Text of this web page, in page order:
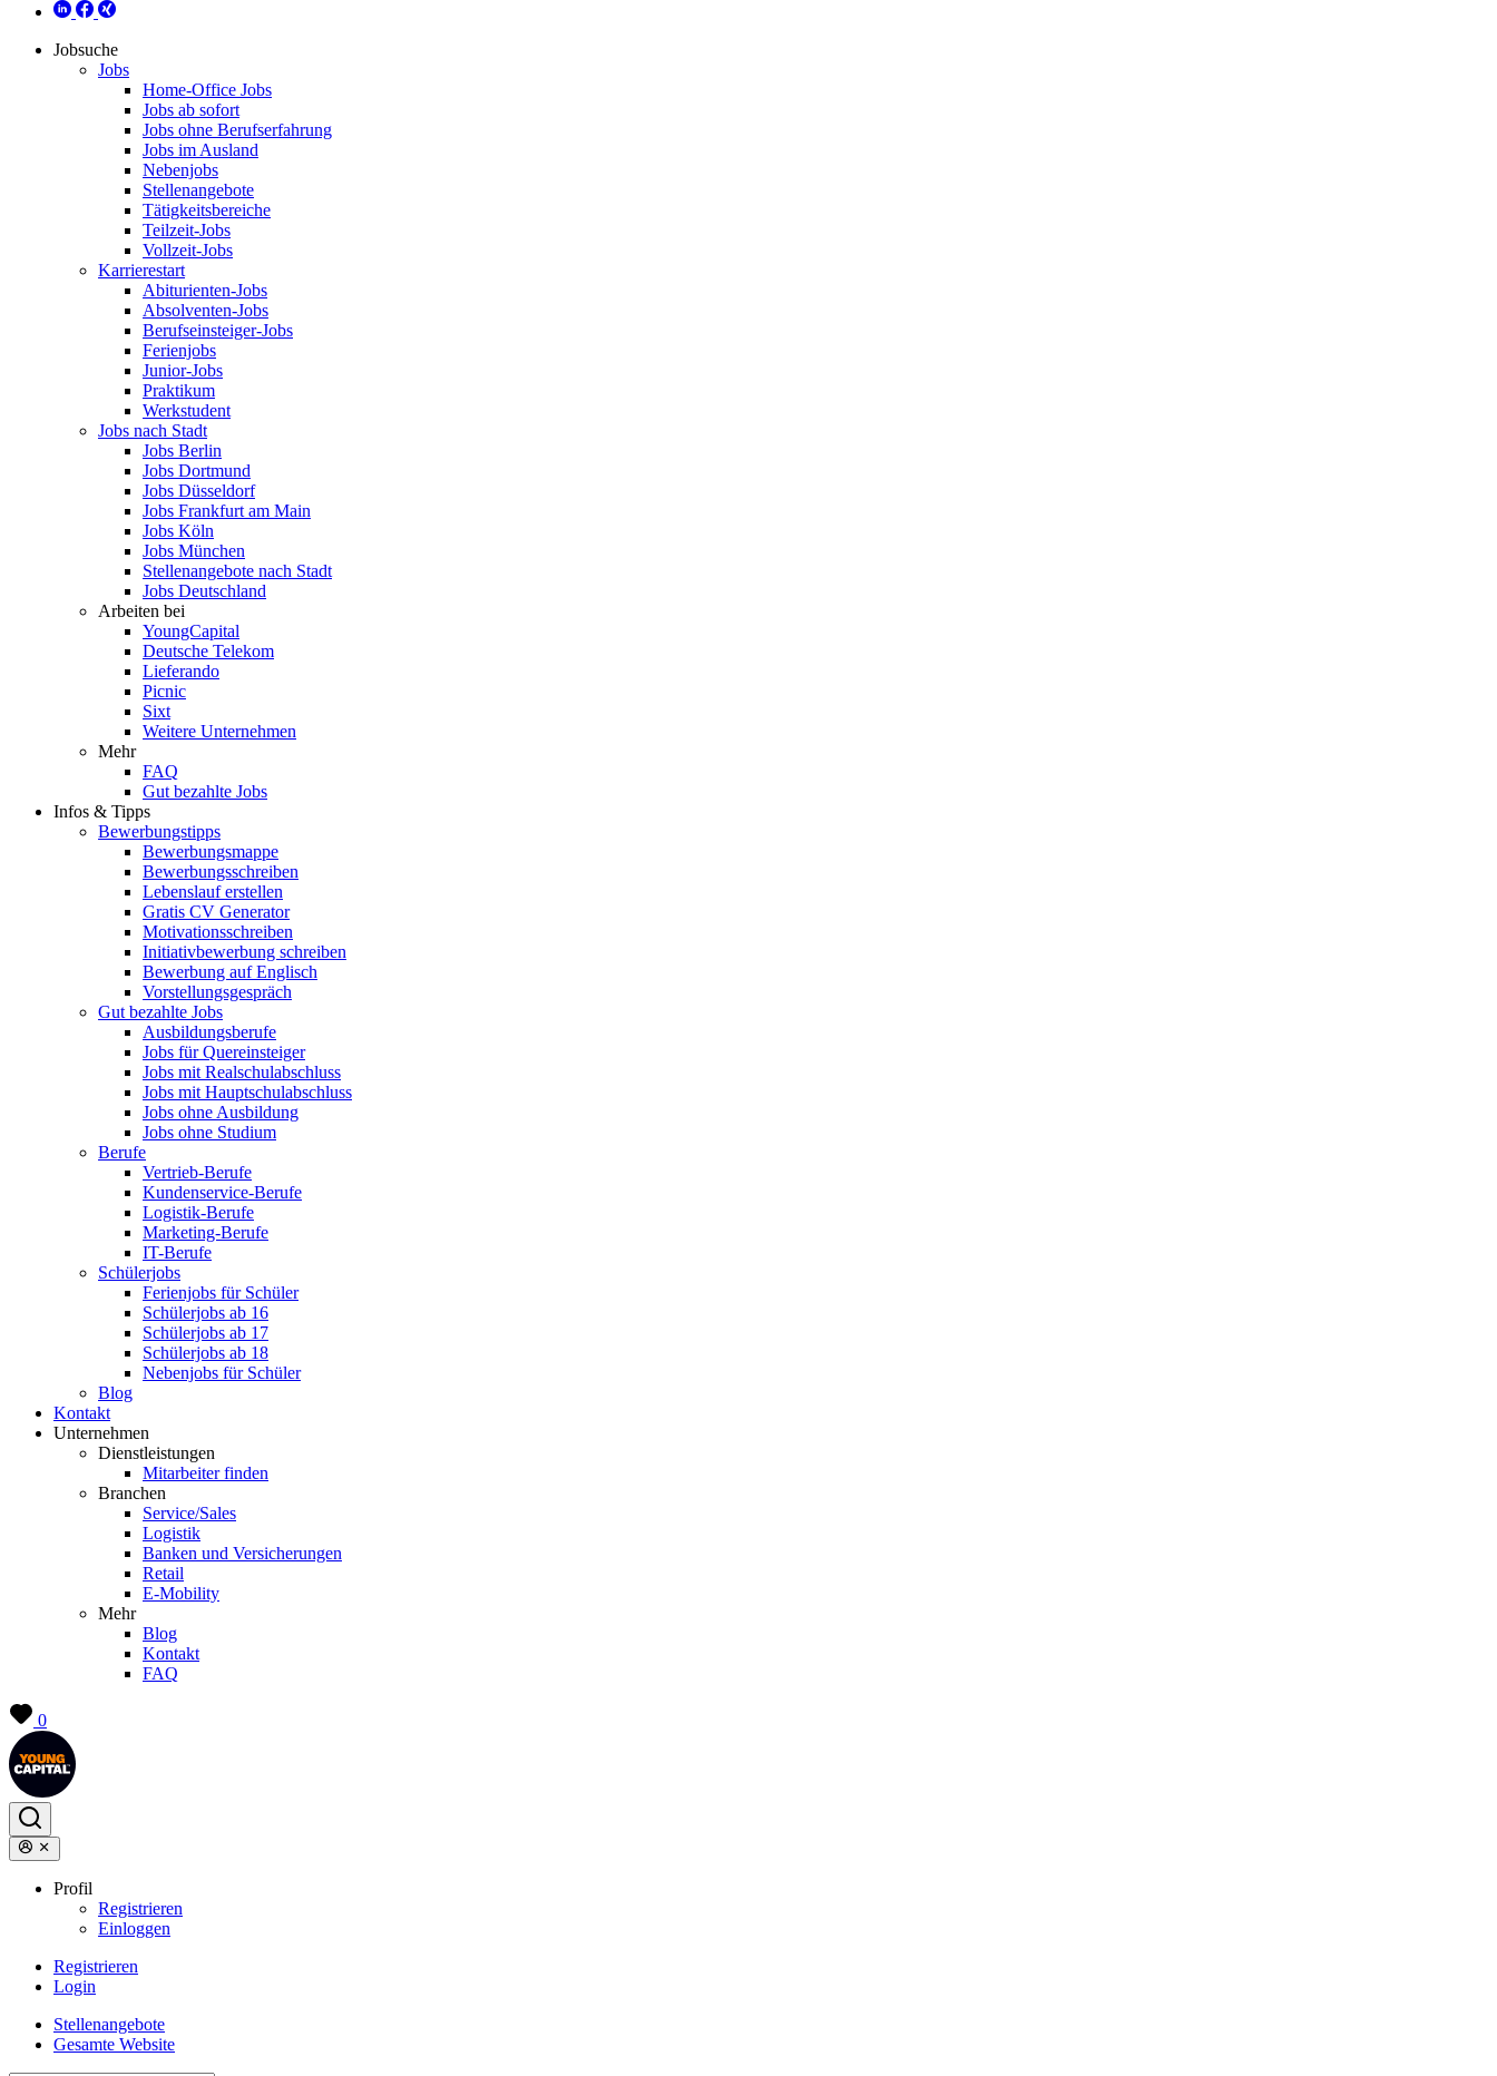
Jobsuche
Jobs
Home-Office Jobs
Jobs ab sofort
Jobs ohne Berufserfahrung
Jobs im Ausland
Nebenjobs
Stellenangebote
Tätigkeitsbereiche
Teilzeit-Jobs
Vollzeit-Jobs
Karrierestart
Abiturienten-Jobs
Absolventen-Jobs
Berufseinsteiger-Jobs
Ferienjobs
Junior-Jobs
Praktikum
Werkstudent
Jobs nach Stadt
Jobs Berlin
Jobs Dortmund
Jobs Düsseldorf
Jobs Frankfurt am Main
Jobs Köln
Jobs München
Stellenangebote nach Stadt
Jobs Deutschland
Arbeiten bei
YoungCapital
Deutsche Telekom
Lieferando
Picnic
Sixt
Weitere Unternehmen
Mehr
FAQ
Gut bezahlte Jobs
Infos & Tipps
Bewerbungstipps
Bewerbungsmappe
Bewerbungsschreiben
Lebenslauf erstellen
Gratis CV Generator
Motivationsschreiben
Initiativbewerbung schreiben
Bewerbung auf Englisch
Vorstellungsgespräch
Gut bezahlte Jobs
Ausbildungsberufe
Jobs für Quereinsteiger
Jobs mit Realschulabschluss
Jobs mit Hauptschulabschluss
Jobs ohne Ausbildung
Jobs ohne Studium
Berufe
Vertrieb-Berufe
Kundenservice-Berufe
Logistik-Berufe
Marketing-Berufe
IT-Berufe
Schülerjobs
Ferienjobs für Schüler
Schülerjobs ab 16
Schülerjobs ab 17
Schülerjobs ab 18
Nebenjobs für Schüler
Blog
Kontakt
Unternehmen
Dienstleistungen
Mitarbeiter finden
Branchen
Service/Sales
Logistik
Banken und Versicherungen
Retail
E-Mobility
Mehr
Blog
Kontakt
FAQ
0
Profil
Registrieren
Einloggen
Registrieren
Login
Stellenangebote
Gesamte Website